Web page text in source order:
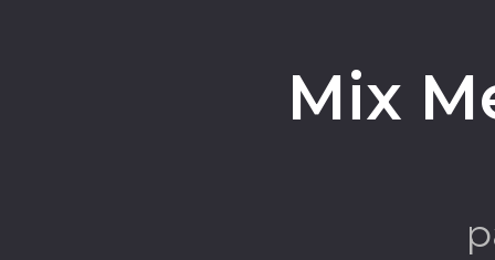
Mix